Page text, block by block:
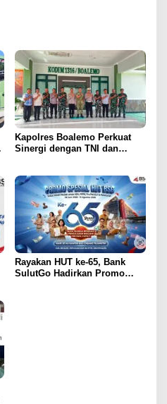
Kapolres Boalemo Perkuat
Sinergi dengan TNI dan
Rayakan HUT ke-65, Bank
SulutGo Hadirkan Promo